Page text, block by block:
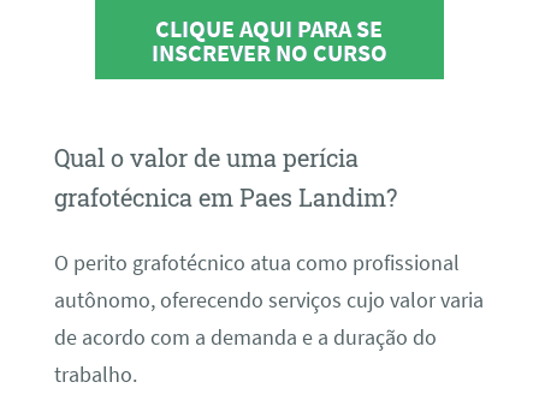
CLIQUE AQUI PARA SE
INSCREVER NO CURSO
Qual o valor de uma perícia
grafotécnica em Paes Landim?
O perito grafotécnico atua como profissional
autônomo, oferecendo serviços cujo valor varia
de acordo com a demanda e a duração do
trabalho.